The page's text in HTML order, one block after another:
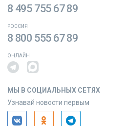
8 495 755 67 89
РОССИЯ
8 800 555 67 89
ОНЛАЙН
МЫ В СОЦИАЛЬНЫХ СЕТЯХ
Узнавай новости первым